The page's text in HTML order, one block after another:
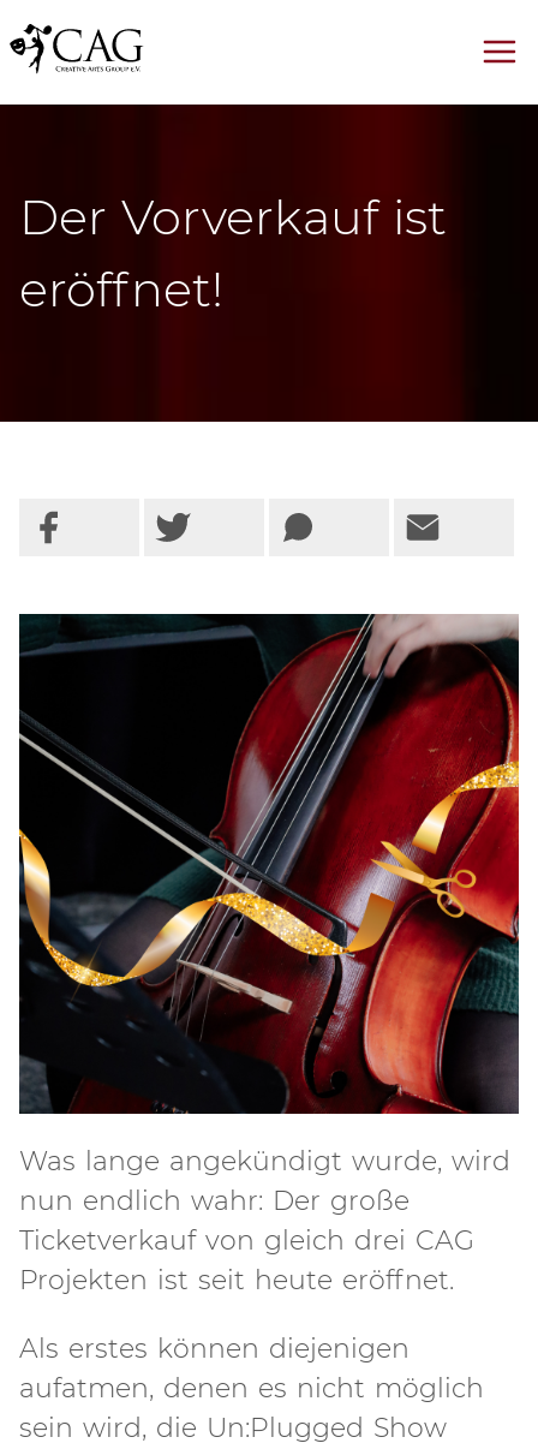
Der Vorverkauf ist
eröffnet!
Was lange angekündigt wurde, wird
nun endlich wahr: Der große
Ticketverkauf von gleich drei CAG
Projekten ist seit heute eröffnet.
Als erstes können diejenigen
aufatmen, denen es nicht möglich
sein wird, die Un:Plugged Show